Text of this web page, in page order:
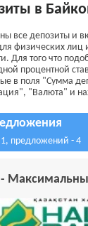
в
все депозиты и
физических лиц
Для того что
процентной
в поля "Сумма
"Валюта" и
1, предложений - 4